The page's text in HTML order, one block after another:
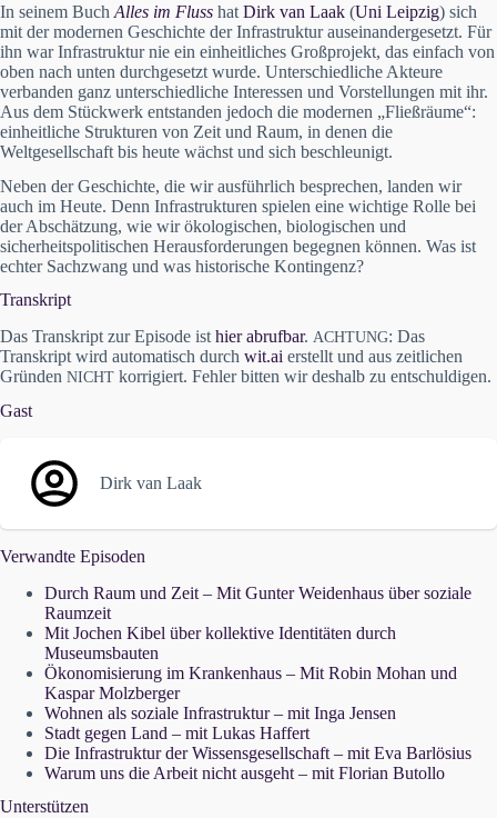
In seinem Buch Alles im Fluss hat Dirk van Laak (Uni Leipzig) sich
mit der modernen Geschichte der Infrastruktur auseinandergesetzt. Für
ihn war Infrastruktur nie ein einheitliches Großprojekt, das einfach von
oben nach unten durchgesetzt wurde. Unterschiedliche Akteure
verbanden ganz unterschiedliche Interessen und Vorstellungen mit ihr.
Aus dem Stückwerk entstanden jedoch die modernen „Fließräume“:
einheitliche Strukturen von Zeit und Raum, in denen die
Weltgesellschaft bis heute wächst und sich beschleunigt.
Neben der Geschichte, die wir ausführlich besprechen, landen wir
auch im Heute. Denn Infrastrukturen spielen eine wichtige Rolle bei
der Abschätzung, wie wir ökologischen, biologischen und
sicherheitspolitischen Herausforderungen begegnen können. Was ist
echter Sachzwang und was historische Kontingenz?
Transkript
Das Transkript zur Episode ist hier abrufbar. ACHTUNG: Das
Transkript wird automatisch durch wit.ai erstellt und aus zeitlichen
Gründen NICHT korrigiert. Fehler bitten wir deshalb zu entschuldigen.
Gast
Dirk van Laak
Verwandte Episoden
Durch Raum und Zeit – Mit Gunter Weidenhaus über soziale
Raumzeit
Mit Jochen Kibel über kollektive Identitäten durch
Museumsbauten
Ökonomisierung im Krankenhaus – Mit Robin Mohan und
Kaspar Molzberger
Wohnen als soziale Infrastruktur – mit Inga Jensen
Stadt gegen Land – mit Lukas Haffert
Die Infrastruktur der Wissensgesellschaft – mit Eva Barlösius
Warum uns die Arbeit nicht ausgeht – mit Florian Butollo
Unterstützen